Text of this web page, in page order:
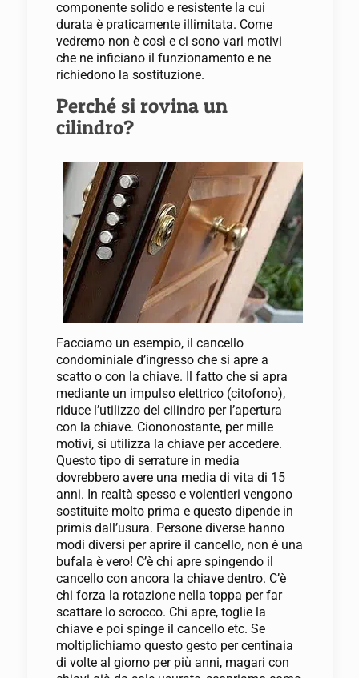
componente solido e resistente la cui
durata è praticamente illimitata. Come
vedremo non è così e ci sono vari motivi
che ne inficiano il funzionamento e ne
richiedono la sostituzione.
Perché si rovina un
cilindro?
Facciamo un esempio, il cancello
condominiale d’ingresso che si apre a
scatto o con la chiave. Il fatto che si apra
mediante un impulso elettrico (citofono),
riduce l’utilizzo del cilindro per l’apertura
con la chiave. Ciononostante, per mille
motivi, si utilizza la chiave per accedere.
Questo tipo di serrature in media
dovrebbero avere una media di vita di 15
anni. In realtà spesso e volentieri vengono
sostituite molto prima e questo dipende in
primis dall’usura. Persone diverse hanno
modi diversi per aprire il cancello, non è una
bufala è vero! C’è chi apre spingendo il
cancello con ancora la chiave dentro. C’è
chi forza la rotazione nella toppa per far
scattare lo scrocco. Chi apre, toglie la
chiave e poi spinge il cancello etc. Se
moltiplichiamo questo gesto per centinaia
di volte al giorno per più anni, magari con